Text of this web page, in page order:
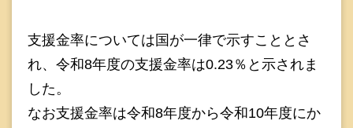
支援金率については国が一律で示すこととさ
れ、令和8年度の支援金率は0.23％と示されま
した。
なお支援金率は令和8年度から令和10年度にか